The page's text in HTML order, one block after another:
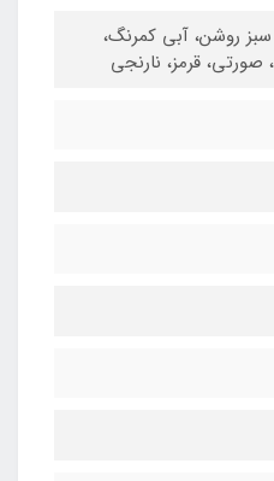
روشن، آبی کمرنگ،
قرمز، نارنجی